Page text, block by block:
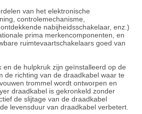
van het elektronische
controlemechanisme,
nabijheidsschakelaar, enz.)
prima merkencomponenten, en
ruimtevaartschakelaars goed van
en de hulpkruk zijn geïnstalleerd op de
de richting van de draadkabel waar te
trommel wordt ontworpen en
draadkabel is gekronkeld zonder
de slijtage van de draadkabel
levensduur van draadkabel verbetert.